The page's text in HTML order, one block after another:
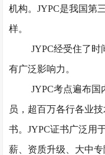
机构。JYPC是我国第
样。
JYPC经受住了
有广泛影响力。
JYPC考点遍布国
员，超百万各行各业
书。JYPC证书广泛用
薪、资质升级、大中